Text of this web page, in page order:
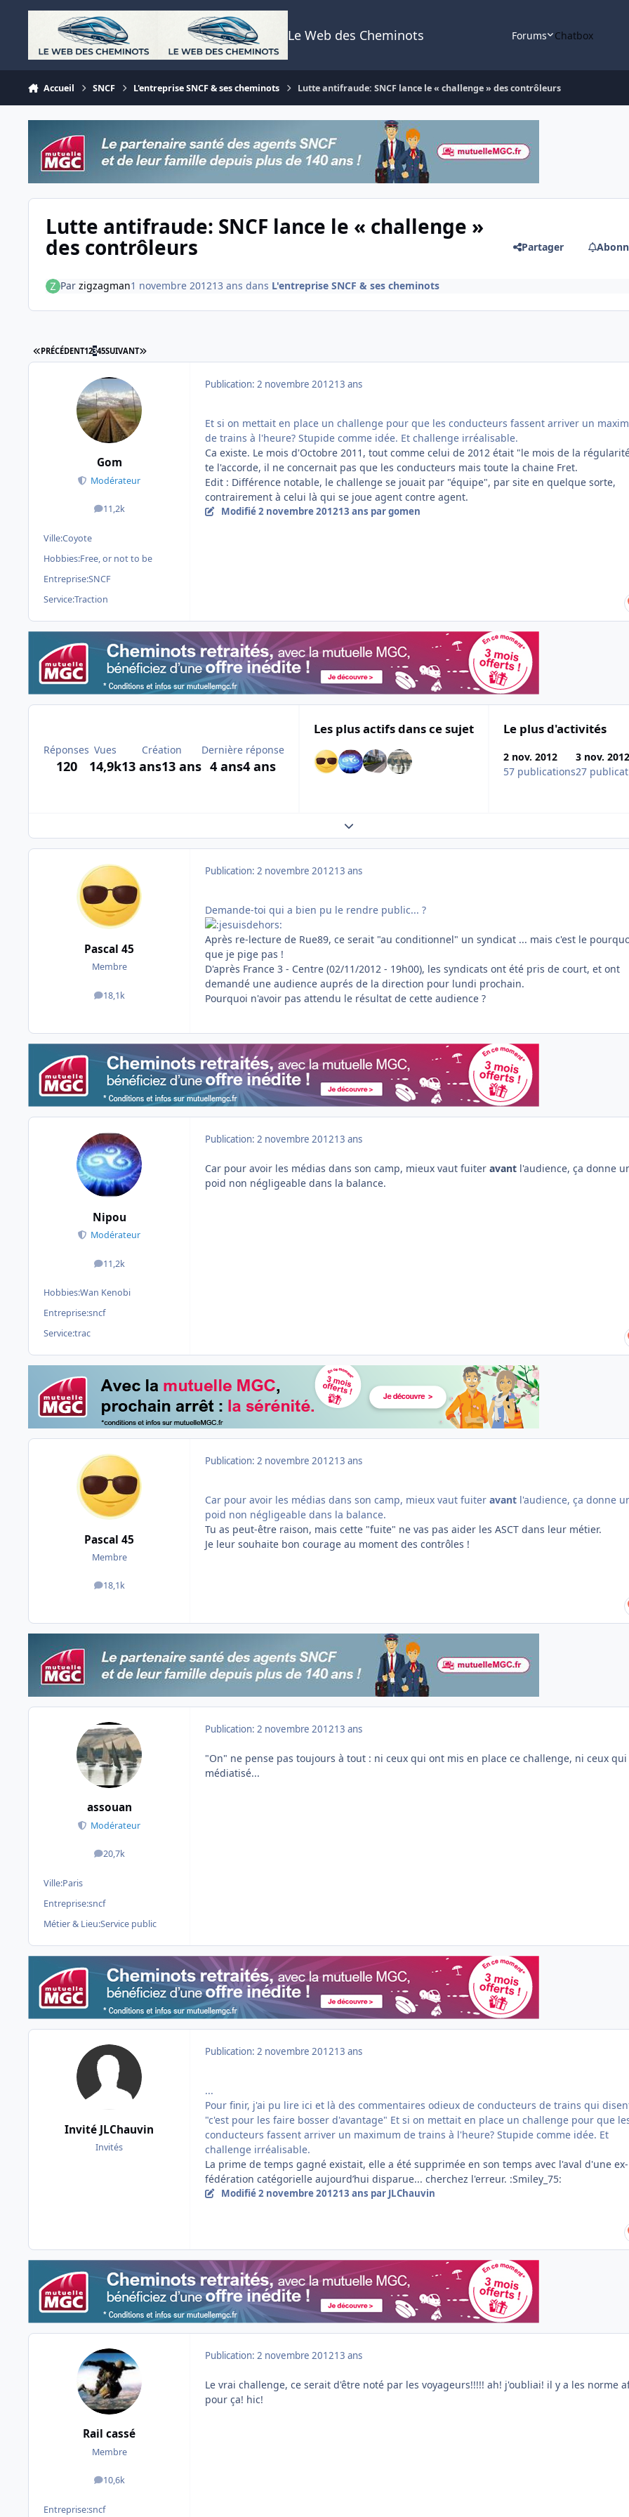
Aller au contenu
Le Web des Cheminots Forums Chatbox
Accueil SNCF L'entreprise SNCF & ses cheminots Lutte antifraude: SNCF lance le « challenge » des contrôleurs
Lutte antifraude: SNCF lance le « challenge »
des contrôleurs Partager
Par zigzagman1 novembre 201213 ans dans L'entreprise SNCF & ses cheminots
PREMIÈRE PAGE
PRÉCÉDENT12345SUIVANT DERNIÈRE PAGE
Gom
Modérateur
11,2k
messages
Ville:Coyote
Hobbies:Free, or not to be
Entreprise:SNCF
Service:Traction
Publication: 2 novembre 201213 ans
Et si on mettait en place un challenge pour que les conducteurs fassent arriver un
de trains à l'heure? Stupide comme idée. Et challenge irréalisable.
Ca existe. Le mois d'Octobre 2011, tout comme celui de 2012 était "le mois de la
te l'accorde, il ne concernait pas que les conducteurs mais toute la chaine Fret.
Edit : Différence notable, le challenge se jouait par "équipe", par site en quelque sorte,
contrairement à celui là qui se joue agent contre agent.
Modifié2 novembre 201213 ans par gomen
Réponses
120
Vues
14,9k
Création
13 ans13 ans
Dernière réponse
4 ans4 ans
Les plus actifs dans ce sujet Le plus d'activités
2 nov. 2012
57 publications
3 nov. 2012
27
Expand topic overview
Pascal 45
Membre
18,1k
messages
Publication: 2 novembre 201213 ans
Demande-toi qui a bien pu le rendre public... ?
Après re-lecture de Rue89, ce serait "au conditionnel" un syndicat ... mais c'est le
que je pige pas !
D'après France 3 - Centre (02/11/2012 - 19h00), les syndicats ont été pris de court, et ont
demandé une audience auprés de la direction pour lundi prochain.
Pourquoi n'avoir pas attendu le résultat de cette audience ?
Nipou
Modérateur
11,2k
messages
Hobbies:Wan Kenobi
Entreprise:sncf
Service:trac
Publication: 2 novembre 201213 ans
Car pour avoir les médias dans son camp, mieux vaut fuiter avant l'audience, ça donne
poid non négligeable dans la balance.
Pascal 45
Membre
18,1k
messages
Publication: 2 novembre 201213 ans
Car pour avoir les médias dans son camp, mieux vaut fuiter avant l'audience, ça donne
poid non négligeable dans la balance.
Tu as peut-être raison, mais cette "fuite" ne vas pas aider les ASCT dans leur métier.
Je leur souhaite bon courage au moment des contrôles !
assouan
Modérateur
20,7k
messages
Ville:Paris
Entreprise:sncf
Métier & Lieu:Service public
Publication: 2 novembre 201213 ans
"On" ne pense pas toujours à tout : ni ceux qui ont mis en place ce challenge, ni ceux
médiatisé...
Invité JLChauvin
Invités
Publication: 2 novembre 201213 ans
...
Pour finir, j'ai pu lire ici et là des commentaires odieux de conducteurs de trains qui
"c'est pour les faire bosser d'avantage" Et si on mettait en place un challenge pour que
conducteurs fassent arriver un maximum de trains à l'heure? Stupide comme idée. Et
challenge irréalisable.
La prime de temps gagné existait, elle a été supprimée en son temps avec l'aval d'une ex-
fédération catégorielle aujourd’hui disparue... cherchez l'erreur. :Smiley_75:
Modifié2 novembre 201213 ans par JLChauvin
Rail cassé
Membre
10,6k
messages
Entreprise:sncf
Publication: 2 novembre 201213 ans
Le vrai challenge, ce serait d'être noté par les voyageurs!!!!! ah! j'oubliai! il y a les norme
pour ça! hic!